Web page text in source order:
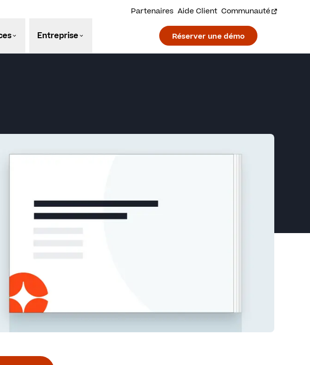
Partenaires Aide Client Communauté
Entreprise Réserver une démo